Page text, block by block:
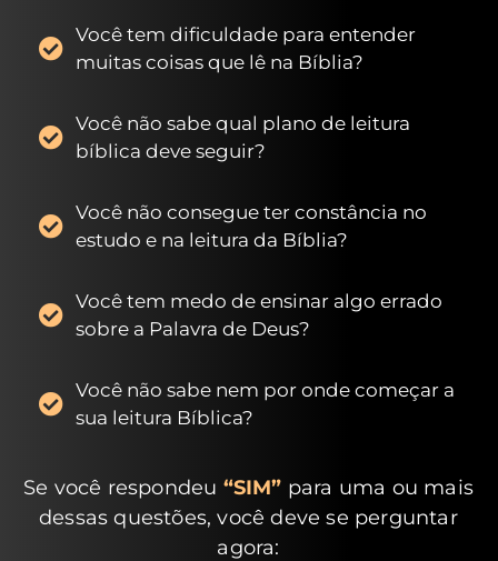
Você tem dificuldade para entender
muitas coisas que lê na Bíblia?
Você não sabe qual plano de leitura
bíblica deve seguir?
Você não consegue ter constância no
estudo e na leitura da Bíblia?
Você tem medo de ensinar algo errado
sobre a Palavra de Deus?
Você não sabe nem por onde começar a
sua leitura Bíblica?
Se você respondeu “SIM” para uma ou mais
dessas questões, você deve se perguntar
agora: